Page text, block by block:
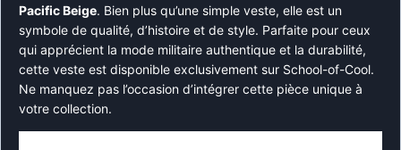
Pacific Beige. Bien plus qu’une simple veste, elle est un
symbole de qualité, d’histoire et de style. Parfaite pour ceux
qui apprécient la mode militaire authentique et la durabilité,
cette veste est disponible exclusivement sur School-of-Cool.
Ne manquez pas l’occasion d’intégrer cette pièce unique à
votre collection.